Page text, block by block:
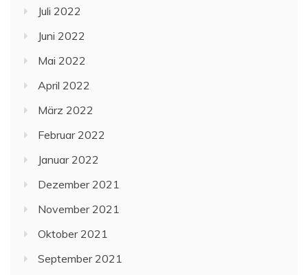
Juli 2022
Juni 2022
Mai 2022
April 2022
März 2022
Februar 2022
Januar 2022
Dezember 2021
November 2021
Oktober 2021
September 2021